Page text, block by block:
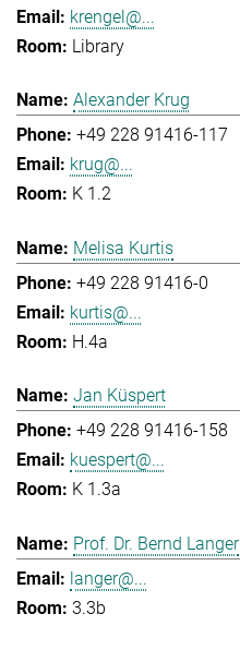
krengel@...
Library
Alexander Krug
+49 228 91416-117
krug@...
K 1.2
Melisa Kurtis
+49 228 91416-0
kurtis@...
H.4a
Jan Küspert
+49 228 91416-158
kuespert@...
K 1.3a
Prof. Dr. Bernd Langer
langer@...
3.3b